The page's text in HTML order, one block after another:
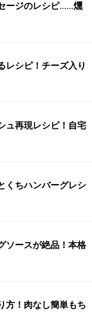
ージのレシピ……燻
レシピ！チーズ入り
ュ再現レシピ！自宅
くちハンバーグレシ
ソースが絶品！本格
方！肉なし簡単もち